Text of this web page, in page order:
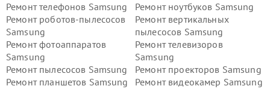
Ремонт телефонов Samsung
Ремонт ноутбуков Samsung
Ремонт роботов-пылесосов
Samsung
Ремонт вертикальных
пылесосов Samsung
Ремонт фотоаппаратов
Samsung
Ремонт телевизоров
Samsung
Ремонт пылесосов Samsung
Ремонт проекторов Samsung
Ремонт планшетов Samsung
Ремонт видеокамер Samsung